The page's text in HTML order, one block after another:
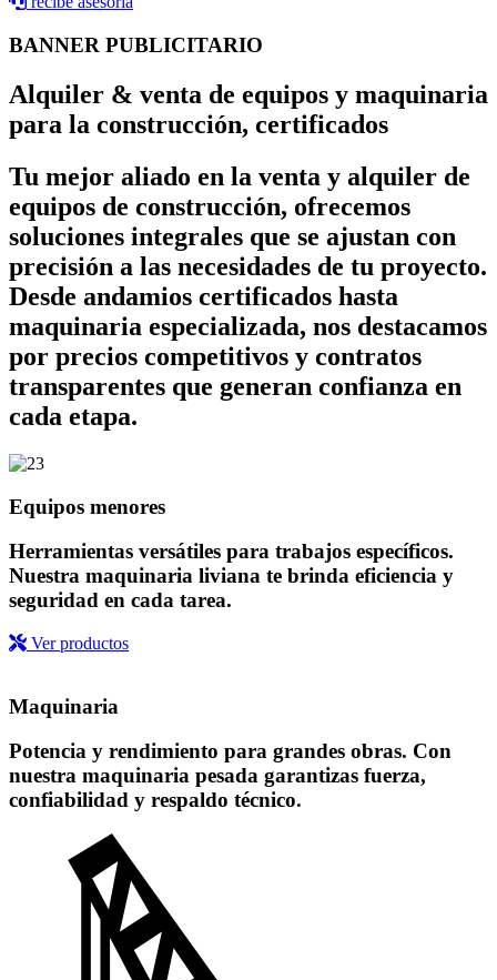
BANNER PUBLICITARIO
Alquiler & venta de equipos y maquinaria
para la construcción, certificados
Tu mejor aliado en la venta y alquiler de
equipos de construcción, ofrecemos
soluciones integrales que se ajustan con
precisión a las necesidades de tu proyecto.
Desde andamios certificados hasta
maquinaria especializada, nos destacamos
por precios competitivos y contratos
transparentes que generan confianza en
cada etapa.
Equipos menores
Herramientas versátiles para trabajos específicos.
Nuestra maquinaria liviana te brinda eficiencia y
seguridad en cada tarea.
Ver productos
Maquinaria
Potencia y rendimiento para grandes obras. Con
nuestra maquinaria pesada garantizas fuerza,
confiabilidad y respaldo técnico.